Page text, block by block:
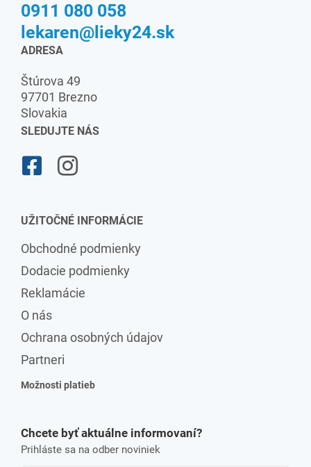
0911 080 058
lekaren@lieky24.sk
ADRESA
Štúrova 49
97701 Brezno
Slovakia
SLEDUJTE NÁS
UŽITOČNÉ INFORMÁCIE
Obchodné podmienky
Dodacie podmienky
Reklamácie
O nás
Ochrana osobných údajov
Partneri
Možnosti platieb
Chcete byť aktuálne informovaní?
Prihláste sa na odber noviniek